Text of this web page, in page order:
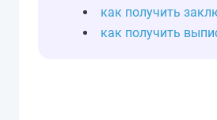
как получить
как получить